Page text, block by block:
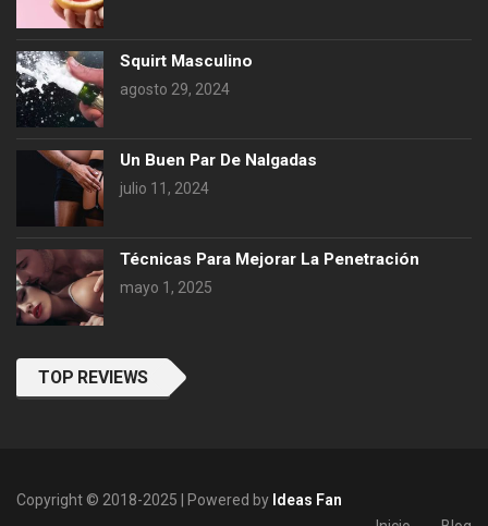
Squirt Masculino
agosto 29, 2024
Un Buen Par De Nalgadas
julio 11, 2024
Técnicas Para Mejorar La Penetración
mayo 1, 2025
TOP REVIEWS
Copyright © 2018-2025 | Powered by Ideas Fan